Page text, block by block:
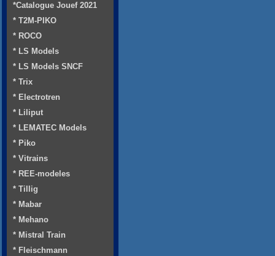
*Catalogue Jouef 2021
* T2M-PIKO
* ROCO
* LS Models
* LS Models SNCF
* Trix
* Electrotren
* Liliput
* LEMATEC Models
* Piko
* Vitrains
* REE-modeles
* Tillig
* Mabar
* Mehano
* Mistral Train
* Fleischmann